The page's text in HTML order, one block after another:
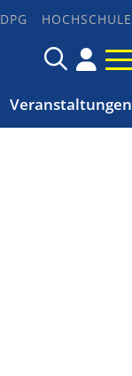
DPG HOCHSCHULE
Veranstaltungen